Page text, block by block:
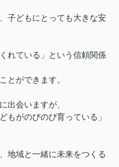
子どもにとっても大きな安
れている」という信頼関係
とができます。
出会いますが、
もがのびのび育っている」
地域と一緒に未来をつくる